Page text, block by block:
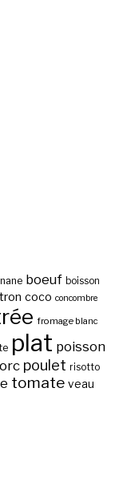
boeuf boisson
coco concombre
fromage blanc
plat poisson
poulet risotto
tomate veau